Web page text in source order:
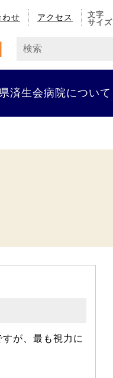
わせ アクセス
文字
サイズ
済生会病院について
が、最も視力に